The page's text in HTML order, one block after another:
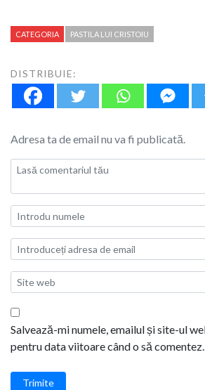
CATEGORIA PASTILA LUI CRISTOIU
DISTRIBUIE:
Adresa ta de email nu va fi publicată.
Salvează-mi numele, emailul și site-ul
pentru data viitoare când o să comentez.
Trimite